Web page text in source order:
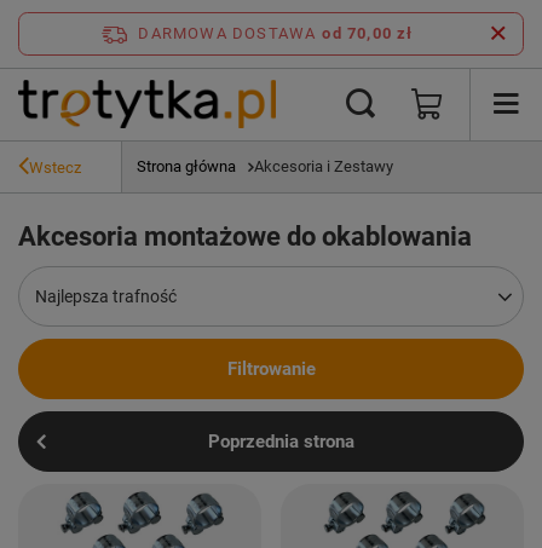
DARMOWA DOSTAWA od 70,00 zł
Wstecz Strona główna Akcesoria i Zestawy
Akcesoria montażowe do okablowania
Zmień sortowanie
Najlepsza trafność
Filtrowanie
Poprzednia strona